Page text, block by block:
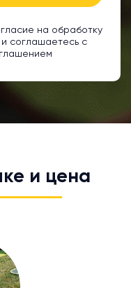
на обработку
соглашаетесь с
и цена